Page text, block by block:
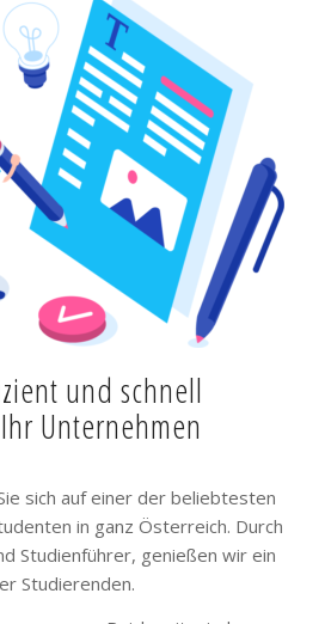
und schnell
Unternehmen
sich auf einer der beliebtesten
in ganz Österreich. Durch
Studienführer, genießen wir ein
Studierenden.